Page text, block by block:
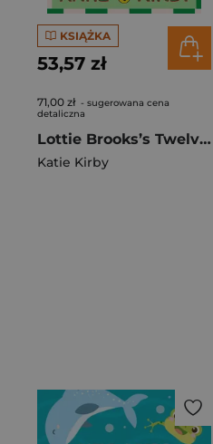
KSIĄŻKA
53,57 zł
71,00 zł - sugerowana cena
detaliczna
Lottie Brooks’s Twelve Disasters of Christmas
Katie Kirby